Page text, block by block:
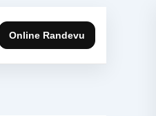
Online Randevu